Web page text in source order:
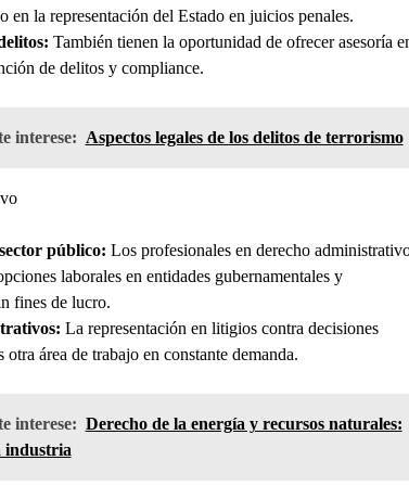
en la representación del Estado en juicios penales.
También tienen la oportunidad de ofrecer asesoría
de delitos y compliance.
interese: Aspectos legales de los delitos de terrorismo
público: Los profesionales en derecho
laborales en entidades gubernamentales y
fines de lucro.
La representación en litigios contra decisiones
otra área de trabajo en constante demanda.
interese: Derecho de la energía y recursos naturales:
industria